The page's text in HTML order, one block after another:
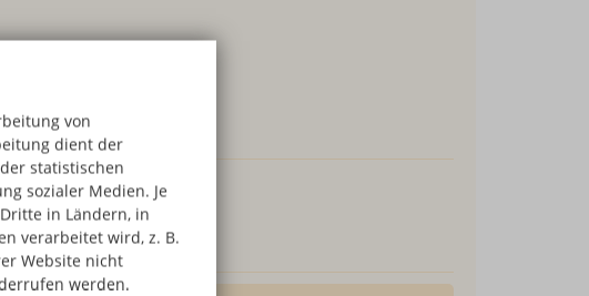
von
dient der
statistischen
sozialer Medien. Je
in Ländern, in
verarbeitet wird, z. B.
Website nicht
werden.